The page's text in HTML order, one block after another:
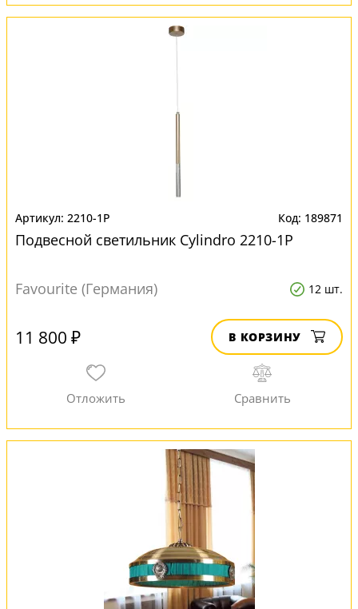
2210-1P 189871
Подвесной светильник Cylindro 2210-1P
Favourite (Германия) 12 шт.
11 800 ₽ В КОРЗИНУ